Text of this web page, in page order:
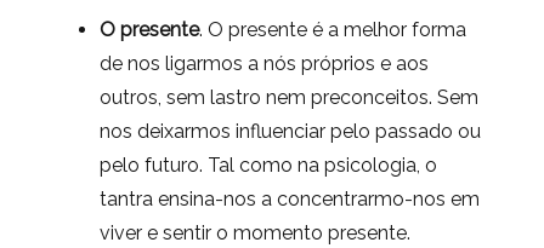
O presente. O presente é a melhor forma
de nos ligarmos a nós próprios e aos
outros, sem lastro nem preconceitos. Sem
nos deixarmos influenciar pelo passado ou
pelo futuro. Tal como na psicologia, o
tantra ensina-nos a concentrarmo-nos em
viver e sentir o momento presente.